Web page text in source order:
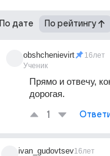
По дате По рейтингу
obshchenievirt
Ученик
16лет
Прямо и отвечу,
дорогая.
1
ivan_gudovtsev16лет